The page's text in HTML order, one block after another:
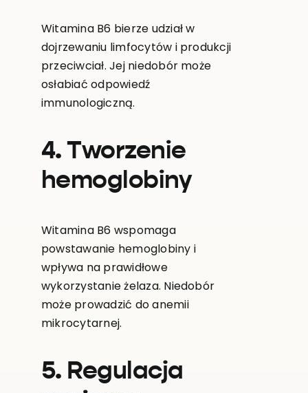
Witamina B6 bierze udział w
dojrzewaniu limfocytów i produkcji
przeciwciał. Jej niedobór może
osłabiać odpowiedź
immunologiczną.
4. Tworzenie
hemoglobiny
Witamina B6 wspomaga
powstawanie hemoglobiny i
wpływa na prawidłowe
wykorzystanie żelaza. Niedobór
może prowadzić do anemii
mikrocytarnej.
5. Regulacja